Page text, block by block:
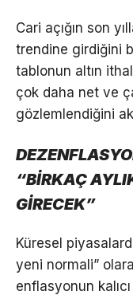
Cari açığın son
trendine girdiğini
tablonun altın
çok daha net ve
gözlemlendiğini
“BİRKAÇ
GİRECEK”
Küresel
yeni normali”
enflasyonun